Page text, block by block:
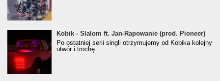
Kobik - Slalom ft. Jan-Rapowanie (prod. Pioneer)
[Official Music Visualiser]
Kobik - Slalom ft. Jan-Rapowanie (prod. Pioneer)
Po ostatniej serii singli otrzymujemy od Kobika kolejny
utwór i trochę...